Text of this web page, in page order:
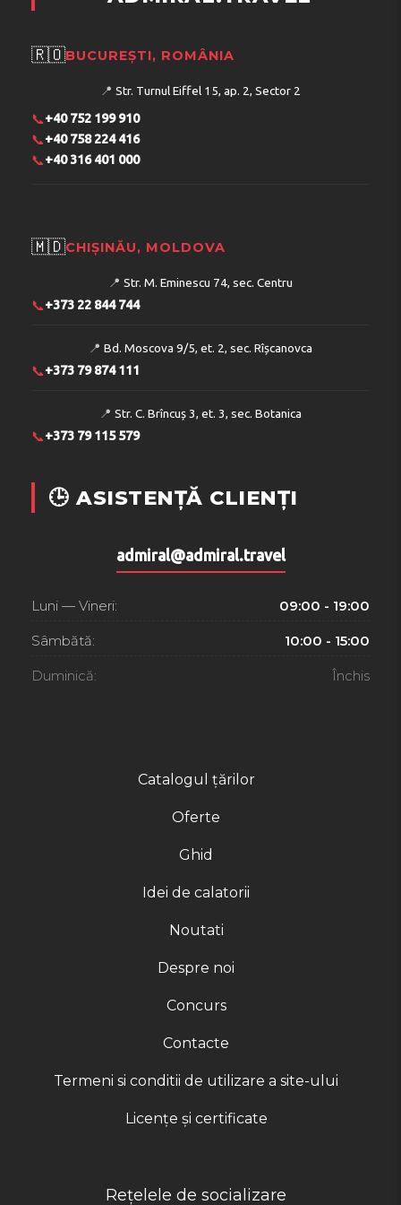
Catalogul țărilor
Oferte
Ghid
Idei de calatorii
Noutati
Despre noi
Concurs
Contacte
Termeni si conditii de utilizare a site-ului
Licențe și certificate
Rețelele de socializare
🇷🇴BUCUREȘTI, ROMÂNIA
📍 Str. Turnul Eiffel 15, ap. 2, Sector 2
📞+40 752 199 910
📞+40 758 224 416
📞+40 316 401 000
🇲🇩CHIȘINĂU, MOLDOVA
📍 Str. M. Eminescu 74, sec. Centru
📞+373 22 844 744
📍 Bd. Moscova 9/5, et. 2, sec. Rîșcanovca
📞+373 79 874 111
📍 Str. C. Brîncuș 3, et. 3, sec. Botanica
📞+373 79 115 579
🕒 ASISTENȚĂ CLIENȚI
admiral@admiral.travel
Luni — Vineri: 09:00 - 19:00
Sâmbătă: 10:00 - 15:00
Duminică: Închis